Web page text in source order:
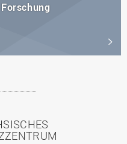
Forschung